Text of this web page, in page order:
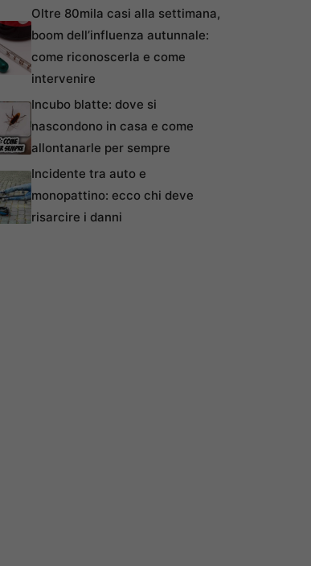
Oltre 80mila casi alla settimana,
boom dell’influenza autunnale:
come riconoscerla e come
intervenire
Incubo blatte: dove si
nascondono in casa e come
allontanarle per sempre
Incidente tra auto e
monopattino: ecco chi deve
risarcire i danni